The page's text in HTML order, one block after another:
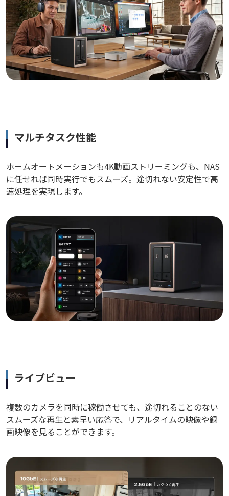
マルチタスク性能
ホームオートメーションも4K動画ストリーミングも、NAS
に任せれば同時実行でもスムーズ。途切れない安定性で高
速処理を実現します。
ライブビュー
複数のカメラを同時に稼働させても、途切れることのない
スムーズな再生と素早い応答で、リアルタイムの映像や録
画映像を見ることができます。